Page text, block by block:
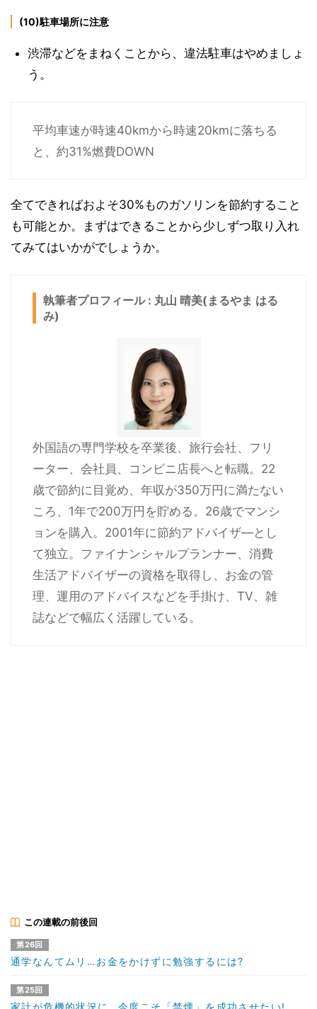
(10)駐車場所に注意
渋滞などをまねくことから、違法駐車はやめましょ
う。
平均車速が時速40kmから時速20kmに落ちる
と、約31%燃費DOWN
全てできればおよそ30%ものガソリンを節約すること
も可能とか。まずはできることから少しずつ取り入れ
てみてはいかがでしょうか。
執筆者プロフィール : 丸山 晴美(まるやま はる
み)
外国語の専門学校を卒業後、旅行会社、フリ
ーター、会社員、コンビニ店長へと転職。22
歳で節約に目覚め、年収が350万円に満たない
ころ、1年で200万円を貯める。26歳でマンシ
ョンを購入。2001年に節約アドバイザ―とし
て独立。ファイナンシャルプランナー、消費
生活アドバイザーの資格を取得し、お金の管
理、運用のアドバイスなどを手掛け、TV、雑
誌などで幅広く活躍している。
この連載の前後回
第26回
通学なんてムリ…お金をかけずに勉強するには?
第25回
家計が危機的状況に…今度こそ「禁煙」を成功させたい!